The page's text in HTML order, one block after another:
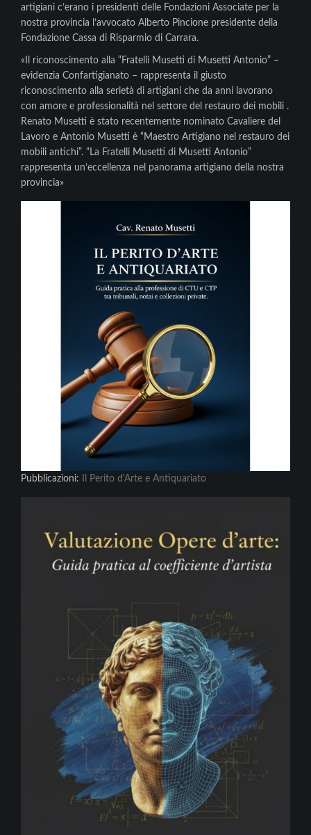
artigiani c’erano i presidenti delle Fondazioni Associate per la
nostra provincia l’avvocato Alberto Pincione presidente della
Fondazione Cassa di Risparmio di Carrara.
«Il riconoscimento alla “Fratelli Musetti di Musetti Antonio” –
evidenzia Confartigianato – rappresenta il giusto
riconoscimento alla serietà di artigiani che da anni lavorano
con amore e professionalità nel settore del restauro dei mobili .
Renato Musetti è stato recentemente nominato Cavaliere del
Lavoro e Antonio Musetti è “Maestro Artigiano nel restauro dei
mobili antichi”. “La Fratelli Musetti di Musetti Antonio”
rappresenta un’eccellenza nel panorama artigiano della nostra
provincia»
Pubblicazioni: Il Perito d'Arte e Antiquariato